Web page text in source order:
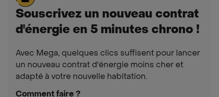
Souscrivez un nouveau contrat
d'énergie en 5 minutes chrono !
Avec Mega, quelques clics suffisent pour lancer
un nouveau contrat d'énergie moins cher et
adapté à votre nouvelle habitation.
Comment faire ?